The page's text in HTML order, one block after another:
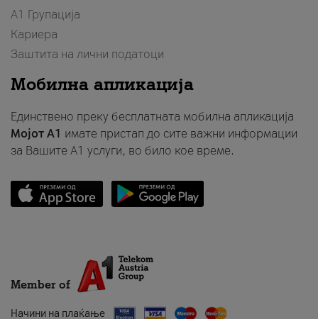
А1 Групација
Кариера
Заштита на лични податоци
Мобилна апликација
Единствено преку бесплатната мобилна апликација
Мојот A1 имате пристап до сите важни информации
за Вашите A1 услуги, во било кое време.
Member of
Начини на плаќање